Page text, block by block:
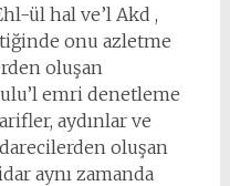
ül hal ve’l Akd ,
onu azletme
oluşan
emri denetleme
aydınlar ve
oluşan
aynı zamanda